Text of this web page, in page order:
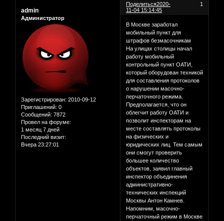
Поделиться 1
2020-
11-04 15:14:45
admin
Администратор
Зарегистрирован: 2010-09-12
Приглашений: 0
Сообщений: 7872
Провел на форуме:
1 месяц 7 дней
Последний визит:
Вчера 23:27:01
В Москве заработал
мобильный пункт для
штрафов безмасочникам
На улицах столицы начал
работу мобильный
контрольный пункт ОАТИ,
который оборудован техникой
для составления протоколов
о нарушении масочно-
перчаточного режима.
Предполагается, что он
облегчит работу ОАТИ и
позволит инспекторам на
месте составлять протоколы
на физических и
юридических лиц. Тем самым
они смогут проверить
большее количество
объектов, заявил главный
инспектор объединения
административно-
технических инспекций
Москвы Антон Камнев.
Напомним, масочно-
перчаточный режим в Москве